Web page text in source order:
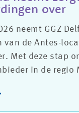
over
neemt GGZ
van de Antes-
Met deze stap
in de regio